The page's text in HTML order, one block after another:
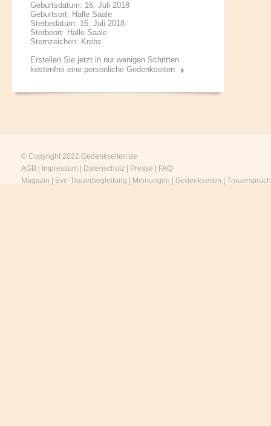
Geburtsdatum: 16. Juli 2018
Geburtsort: Halle Saale
Sterbedatum: 16. Juli 2018
Sterbeort: Halle Saale
Sternzeichen: Krebs
Erstellen Sie jetzt in nur wenigen Schritten
kostenfrei eine persönliche Gedenkseiten
© Copyright 2022 Gedenkseiten.de
AGB
Impressum Datenschutz Presse
FAQ
Magazin
Eve-Trauerbegleitung Meinungen Gedenkseiten